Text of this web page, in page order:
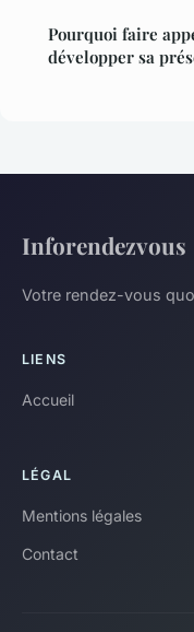
Pourquoi faire
développer sa
Inforendezvous
Votre rendez-vous
LIENS
Accueil
LÉGAL
Mentions légales
Contact